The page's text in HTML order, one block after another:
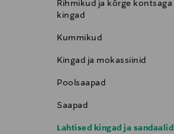
Rihmikud ja kõrge kontsaga
kingad
Kummikud
Kingad ja mokassiinid
Poolsaapad
Saapad
Lahtised kingad ja sandaalid